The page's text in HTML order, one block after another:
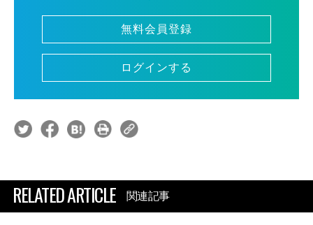
無料会員登録
ログインする
RELATED ARTICLE 関連記事